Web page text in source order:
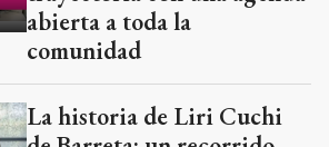
abierta a toda la
comunidad
La historia de Liri Cuchi